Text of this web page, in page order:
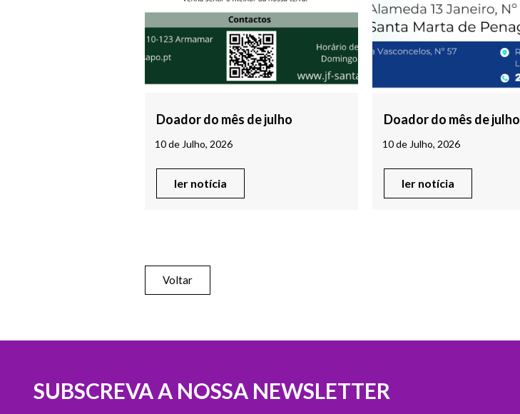
Doador do mês de julho
10 de Julho, 2026
ler notícia
Doador do mês de julho
10 de Julho, 2026
ler notícia
Voltar
SUBSCREVA A NOSSA NEWSLETTER